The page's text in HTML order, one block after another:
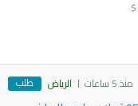
$
منذ 5 ساعات الرياض طلب